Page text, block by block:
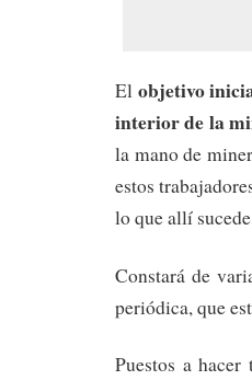
El objetivo
interior de la
la mano de
estos
lo que allí
Constará de
periódica, que
Puestos a